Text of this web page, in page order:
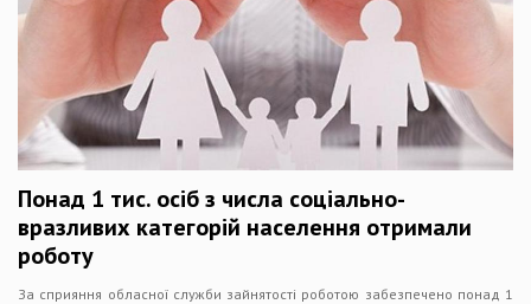
Понад 1 тис. осіб з числа соціально-
вразливих категорій населення отримали
роботу
За сприяння обласної служби зайнятості роботою забезпечено понад 1